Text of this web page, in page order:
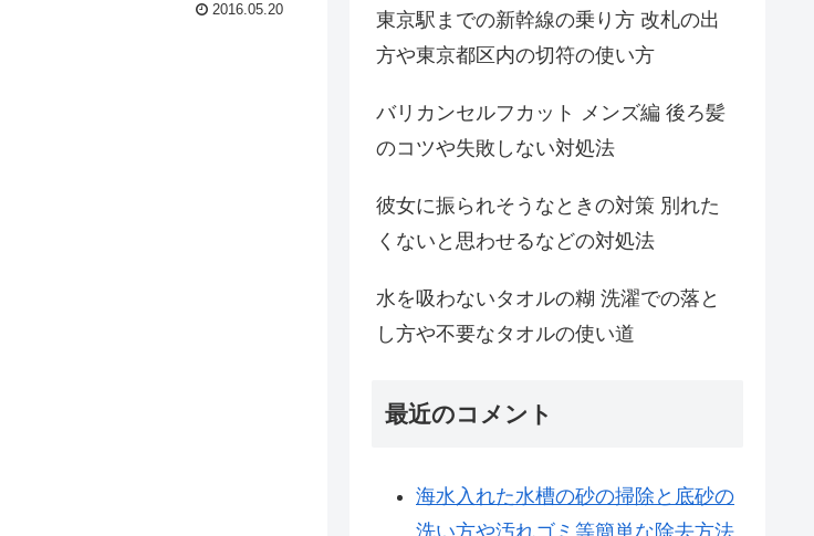
2016.05.20
東京駅までの新幹線の乗り方 改札の出
方や東京都区内の切符の使い方
バリカンセルフカット メンズ編 後ろ髪
のコツや失敗しない対処法
彼女に振られそうなときの対策 別れた
くないと思わせるなどの対処法
水を吸わないタオルの糊 洗濯での落と
し方や不要なタオルの使い道
最近のコメント
海水入れた水槽の砂の掃除と底砂の
洗い方や汚れゴミ等簡単な除去方法